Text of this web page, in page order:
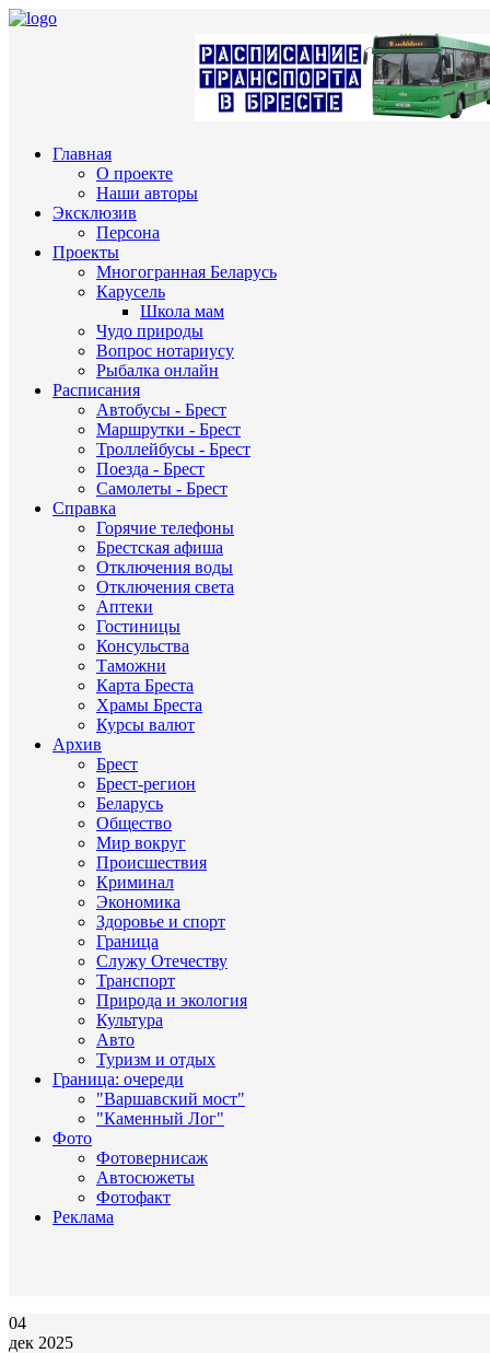
Главная
О проекте
Наши авторы
Эксклюзив
Персона
Проекты
Многогранная Беларусь
Карусель
Школа мам
Чудо природы
Вопрос нотариусу
Рыбалка онлайн
Расписания
Автобусы - Брест
Маршрутки - Брест
Троллейбусы - Брест
Поезда - Брест
Самолеты - Брест
Справка
Горячие телефоны
Брестская афиша
Отключения воды
Отключения света
Аптеки
Гостиницы
Консульства
Таможни
Карта Бреста
Храмы Бреста
Курсы валют
Архив
Брест
Брест-регион
Беларусь
Общество
Мир вокруг
Происшествия
Криминал
Экономика
Здоровье и спорт
Граница
Служу Отечеству
Транспорт
Природа и экология
Культура
Авто
Туризм и отдых
Граница: очереди
"Варшавский мост"
"Каменный Лог"
Фото
Фотовернисаж
Автосюжеты
Фотофакт
Реклама
04
дек 2025